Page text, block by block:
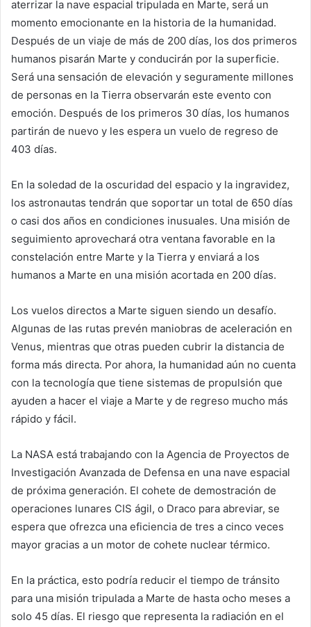
aterrizar la nave espacial tripulada en Marte, será un
momento emocionante en la historia de la humanidad.
Después de un viaje de más de 200 días, los dos primeros
humanos pisarán Marte y conducirán por la superficie.
Será una sensación de elevación y seguramente millones
de personas en la Tierra observarán este evento con
emoción. Después de los primeros 30 días, los humanos
partirán de nuevo y les espera un vuelo de regreso de
403 días.
En la soledad de la oscuridad del espacio y la ingravidez,
los astronautas tendrán que soportar un total de 650 días
o casi dos años en condiciones inusuales. Una misión de
seguimiento aprovechará otra ventana favorable en la
constelación entre Marte y la Tierra y enviará a los
humanos a Marte en una misión acortada en 200 días.
Los vuelos directos a Marte siguen siendo un desafío.
Algunas de las rutas prevén maniobras de aceleración en
Venus, mientras que otras pueden cubrir la distancia de
forma más directa. Por ahora, la humanidad aún no cuenta
con la tecnología que tiene sistemas de propulsión que
ayuden a hacer el viaje a Marte y de regreso mucho más
rápido y fácil.
La NASA está trabajando con la Agencia de Proyectos de
Investigación Avanzada de Defensa en una nave espacial
de próxima generación. El cohete de demostración de
operaciones lunares CIS ágil, o Draco para abreviar, se
espera que ofrezca una eficiencia de tres a cinco veces
mayor gracias a un motor de cohete nuclear térmico.
En la práctica, esto podría reducir el tiempo de tránsito
para una misión tripulada a Marte de hasta ocho meses a
solo 45 días. El riesgo que representa la radiación en el